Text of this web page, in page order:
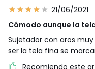
21/06/2021
Cómodo aunque la
Sujetador con aros
ser la tela fina se